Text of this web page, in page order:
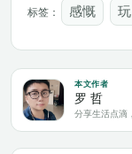
标签： 感慨 玩
本文作者
罗 哲